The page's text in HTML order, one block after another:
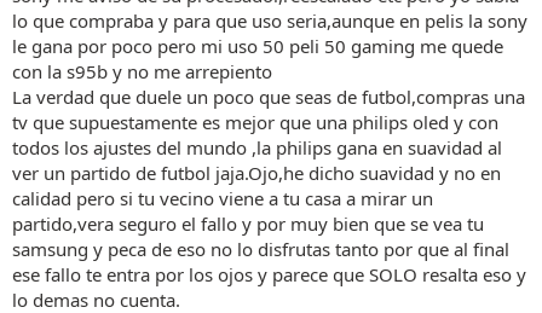
lo que compraba y para que uso seria,aunque en pelis la sony
le gana por poco pero mi uso 50 peli 50 gaming me quede
con la s95b y no me arrepiento
La verdad que duele un poco que seas de futbol,compras una
tv que supuestamente es mejor que una philips oled y con
todos los ajustes del mundo ,la philips gana en suavidad al
ver un partido de futbol jaja.Ojo,he dicho suavidad y no en
calidad pero si tu vecino viene a tu casa a mirar un
partido,vera seguro el fallo y por muy bien que se vea tu
samsung y peca de eso no lo disfrutas tanto por que al final
ese fallo te entra por los ojos y parece que SOLO resalta eso y
lo demas no cuenta.